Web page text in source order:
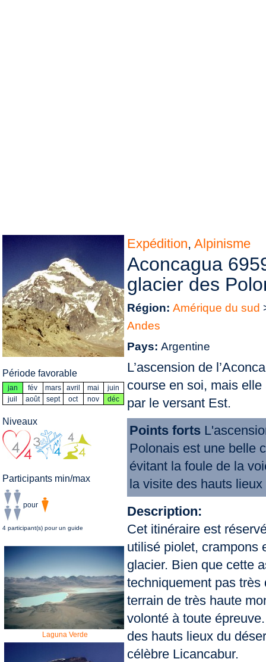
Période favorable
jan fév mars avril mai
juin
juil
août sept oct nov déc
Niveaux
Participants min/max
pour
4 participant(s) pour un guide
Laguna Verde
Expédition, Alpinisme
Aconcagua
glacier des
Région: Amérique du sud
Andes
Pays: Argentine
L’ascension de
course en soi, mais
par le versant Est.
Points forts
Polonais est une belle
évitant la foule de la
la visite des hauts
Description:
Cet itinéraire est
utilisé piolet, crampons
glacier. Bien que cette
techniquement pas
terrain de très haute
volonté à toute
des hauts lieux du
célèbre Licancabur.